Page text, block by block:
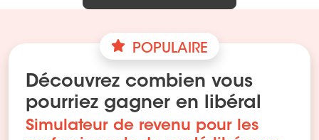
POPULAIRE
Découvrez combien vous
pourriez gagner en libéral
Simulateur de revenu pour les